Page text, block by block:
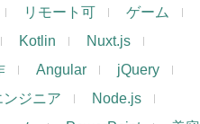
リモート可
ゲーム
Kotlin
Nuxt.js
Angular
jQuery
ンジニア
Node.js